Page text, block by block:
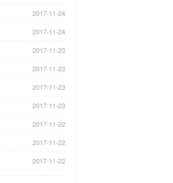
2017-11-24
2017-11-24
2017-11-23
2017-11-23
2017-11-23
2017-11-23
2017-11-22
2017-11-22
2017-11-22